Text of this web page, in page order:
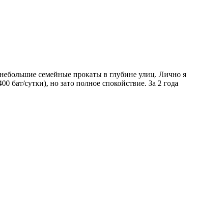
семейные прокаты в глубине улиц. Лично я
бат/сутки), но зато полное спокойствие. За 2 года